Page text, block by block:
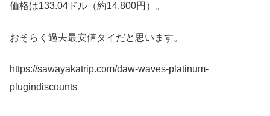
価格は133.04ドル（約14,800円）。
おそらく過去最安値タイだと思います。
https://sawayakatrip.com/daw-waves-platinum-
plugindiscounts